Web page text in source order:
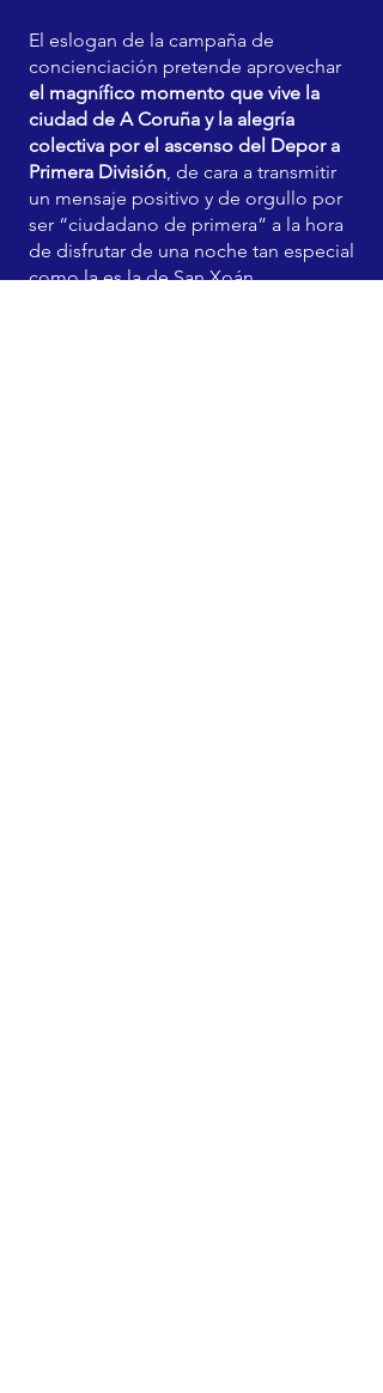
El eslogan de la campaña de
concienciación pretende aprovechar
el magnífico momento que vive la
ciudad de A Coruña y la alegría
colectiva por el ascenso del Depor a
Primera División, de cara a transmitir
un mensaje positivo y de orgullo por
ser “ciudadano de primera” a la hora
de disfrutar de una noche tan especial
como la es la de San Xoán.